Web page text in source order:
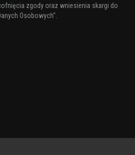
zgody oraz wniesienia skargi do
Osobowych".